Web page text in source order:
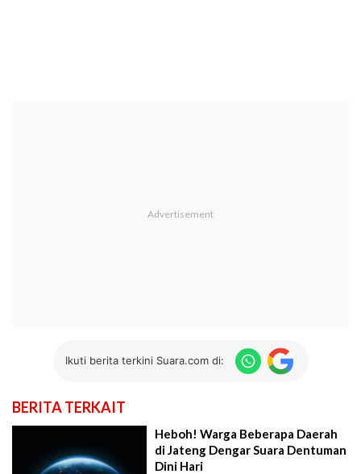
Ikuti berita terkini Suara.com di:
BERITA TERKAIT
Heboh! Warga Beberapa Daerah
di Jateng Dengar Suara Dentuman
Dini Hari